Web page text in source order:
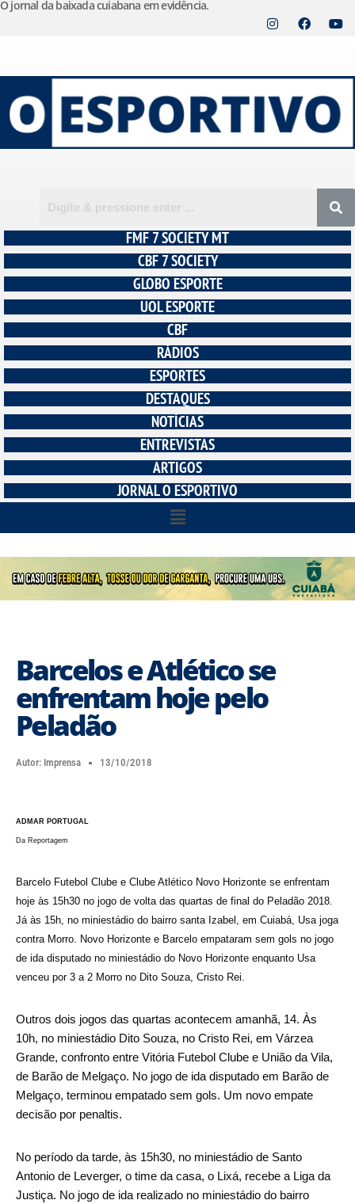
o
conteúdo
O jornal da baixada cuiabana em evidência.
FMF 7 SOCIETY MT
CBF 7 SOCIETY
GLOBO ESPORTE
UOL ESPORTE
CBF
RÁDIOS
ESPORTES
DESTAQUES
NOTÍCIAS
ENTREVISTAS
ARTIGOS
JORNAL O ESPORTIVO
Barcelos e Atlético se
enfrentam hoje pelo
Peladão
Autor: Imprensa 13/10/2018
ADMAR PORTUGAL
Da Reportagem
Barcelo Futebol Clube e Clube Atlético Novo Horizonte se enfrentam
hoje às 15h30 no jogo de volta das quartas de final do Peladão 2018.
Já às 15h, no miniestádio do bairro santa Izabel, em Cuiabá, Usa joga
contra Morro. Novo Horizonte e Barcelo empataram sem gols no jogo
de ida disputado no miniestádio do Novo Horizonte enquanto Usa
venceu por 3 a 2 Morro no Dito Souza, Cristo Rei.
Outros dois jogos das quartas acontecem amanhã, 14. Às
10h, no miniestádio Dito Souza, no Cristo Rei, em Várzea
Grande, confronto entre Vitória Futebol Clube e União da Vila,
de Barão de Melgaço. No jogo de ida disputado em Barão de
Melgaço, terminou empatado sem gols. Um novo empate
decisão por penaltis.
No período da tarde, às 15h30, no miniestádio de Santo
Antonio de Leverger, o time da casa, o Lixá, recebe a Liga da
Justiça. No jogo de ida realizado no miniestádio do bairro